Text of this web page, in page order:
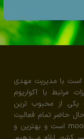
است با مدیریت مهدی
مرتبط با آکواریوم
تجربه که یکی از محبوب ترین
حال حاضر تمام فعالیت
های این فروشگاه فقط در سایت moorishop است و بهترین و